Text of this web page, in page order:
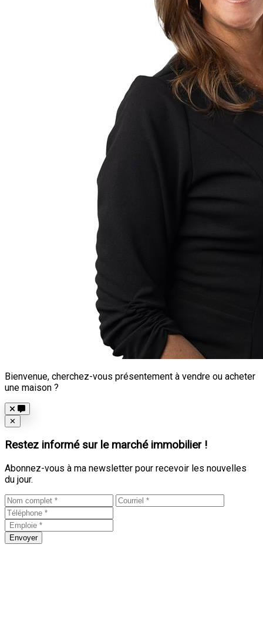
Bienvenue, cherchez-vous présentement à vendre ou acheter
une maison ?
Close
✕
Restez informé sur le marché immobilier !
Abonnez-vous à ma newsletter pour recevoir les nouvelles
du jour.
Envoyer